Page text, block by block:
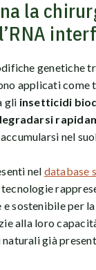
la
genetiche
applicati come
gli insetticidi
nel
nel database
sostenibile per
alla loro
già